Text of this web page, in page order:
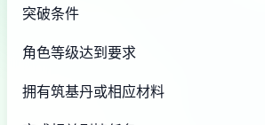
突破条件
角色等级达到要求
拥有筑基丹或相应材料